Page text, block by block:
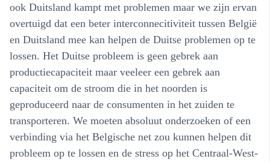
ook Duitsland kampt met problemen maar we zijn ervan
overtuigd dat een beter interconnecitiviteit tussen België
en Duitsland mee kan helpen de Duitse problemen op te
lossen. Het Duitse probleem is geen gebrek aan
productiecapaciteit maar veeleer een gebrek aan
capaciteit om de stroom die in het noorden is
geproduceerd naar de consumenten in het zuiden te
transporteren. We moeten absoluut onderzoeken of een
verbinding via het Belgische net zou kunnen helpen dit
probleem op te lossen en de stress op het Centraal-West-